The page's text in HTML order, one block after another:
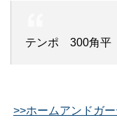
テンポ 300角平
>>ホームアンドガ